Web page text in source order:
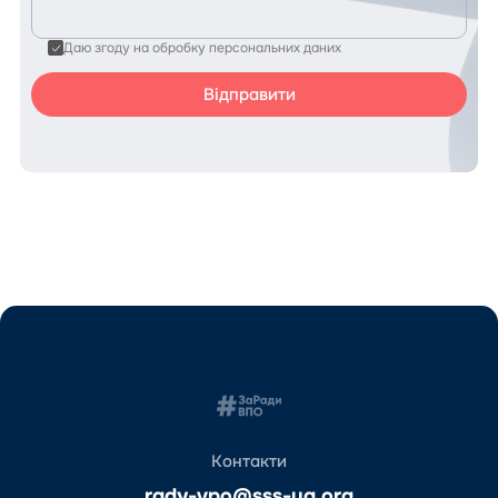
Даю згоду на обробку персональних даних
Контакти